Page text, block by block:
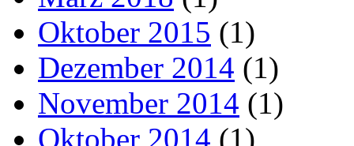
Oktober 2015 (1)
Dezember 2014 (1)
November 2014 (1)
Oktober 2014 (1)